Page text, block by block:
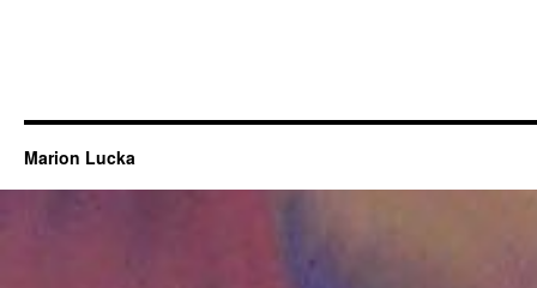
Marion Lucka